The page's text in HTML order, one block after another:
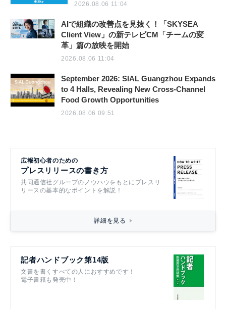
2026.08.06 11:04
AIで組織の改善点を見抜く！「SKYSEA
Client View」の新テレビCM「チームの変
革」篇の放映を開始
2026.08.06 11:04
September 2026: SIAL Guangzhou Expands
to 4 Halls, Revealing New Cross-Channel
Food Growth Opportunities
2026.08.06 09:51
広報初心者のための
プレスリリースの書き方
共同通信社グループのノウハウをもとにプレスリ
リースの基本的なポイントを解説！
詳細を見る
記者ハンドブック第14版
文書を書くすべての人におすすめです！
電子書籍も発売中！